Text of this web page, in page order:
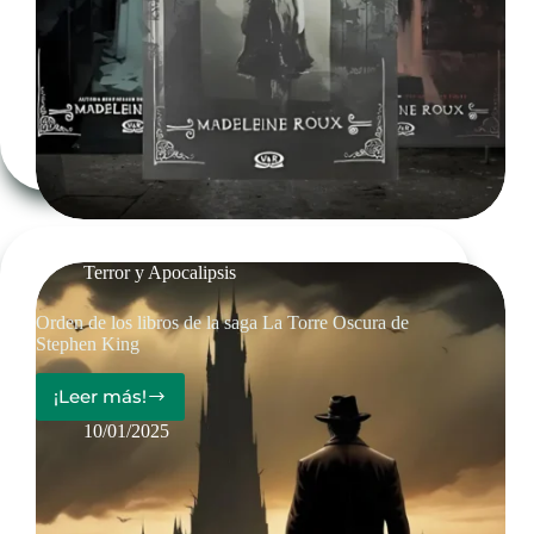
saga
Asylum
Terror y Apocalipsis
Orden de los libros de la saga La Torre Oscura de
Stephen King
¡Leer más!
Orden
de
libros
de
la
10/01/2025